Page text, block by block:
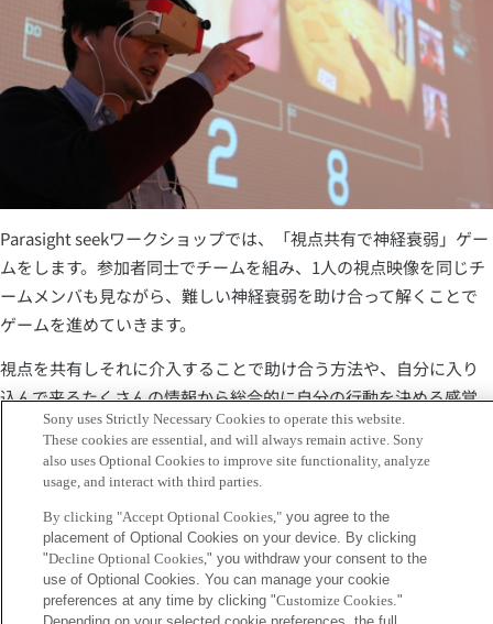
Parasight seekワークショップでは、「視点共有で神経衰弱」ゲー
ムをします。参加者同士でチームを組み、1人の視点映像を同じチ
ームメンバも見ながら、難しい神経衰弱を助け合って解くことで
ゲームを進めていきます。
視点を共有しそれに介入することで助け合う方法や、自分に入り
込んで来るたくさんの情報から総合的に自分の行動を決める感覚
をゲームを通じて考え、話し合っていきます。
開催日時・期間（第2回）
10月25日（日） 14:00〜16:00
開催日時・期間（第1回）
3月14日（土） 14:00〜16:00
Sony uses Strictly Necessary Cookies to operate this website.
These cookies are essential, and will always remain active. Sony
also uses Optional Cookies to improve site functionality, analyze
usage, and interact with third parties.
By clicking "Accept Optional Cookies,"you agree to the
placement of Optional Cookies on your device. By clicking
"Decline Optional Cookies," you withdraw your consent to the
use of Optional Cookies. You can manage your cookie
preferences at any time by clicking "Customize Cookies."